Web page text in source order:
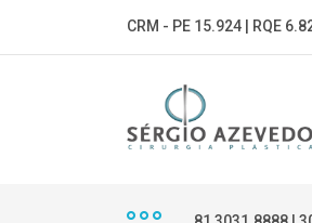
CRM - PE 15.924 | RQE